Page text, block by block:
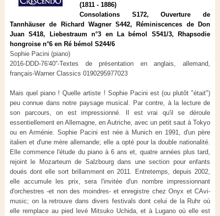
(1811 - 1886)
Consolations S172, Ouverture de
Tannhäuser de Richard Wagner S442, Réminiscences de Don
Juan S418, Liebestraum n°3 en La bémol S541/3, Rhapsodie
hongroise n°6 en Ré bémol S244/6
Sophie Pacini (piano)
2016-DDD-76'40''-Textes de présentation en anglais, allemand,
français-Warner Classics 0190295977023
Mais quel piano ! Quelle artiste ! Sophie Pacini est (ou plutôt "était")
peu connue dans notre paysage musical. Par contre, à la lecture de
son parcours, on est impressionné. Il est vrai qu'il se déroule
essentiellement en Allemagne, en Autriche, avec un petit saut à Tokyo
ou en Arménie. Sophie Pacini est née à Munich en 1991, d'un père
italien et d'une mère allemande; elle a opté pour la double nationalité.
Elle commence l'étude du piano à 6 ans et, quatre années plus tard,
rejoint le Mozarteum de Salzbourg dans une section pour enfants
doués dont elle sort brillamment en 2011. Entretemps, depuis 2002,
elle accumule les prix, sera l'invitée d'un nombre impressionnant
d'orchestres -et non des moindres- et enregistre chez Onyx et CAvi-
music; on la retrouve dans divers festivals dont celui de la Ruhr où
elle remplace au pied levé Mitsuko Uchida, et à Lugano où elle est